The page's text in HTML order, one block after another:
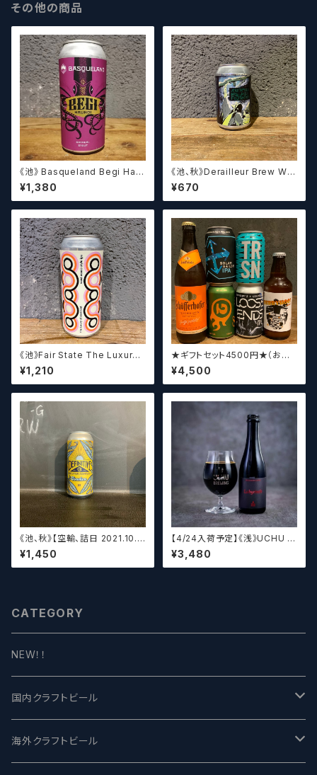
その他の商品
《池》 Basqueland Begi Hau
ndi ベヒ アウンディ
¥1,380
《池、秋》Derailleur Brew Wor
ks ANONYMOUS BREWH
OLIC FOUNDATION ディ
レイラブリューワークス
¥670
《池》Fair State The Luxury
of Restraint / フェアステイト
ザ ラグジュアリー オブ リストレ
イント【クラフトビールシザーズ】
¥1,210
★ギフトセット4500円★（お好
みに合わせて5〜6本チョイスさ
せていただきます）【クラフトビー
ル】
¥4,500
《池、秋》【空輸、詰日 2021.10.2
6】ディフィニティブ エルスウェア
/ Definitive Elsewhere
¥1,450
【4/24入荷予定】《浅》UCHU B
REWING LabyrinthN【クラフト
ビール】
¥3,480
CATEGORY
NEW！！
国内クラフトビール
UCHU BREWING -うちゅうブルーイング
海外クラフトビール